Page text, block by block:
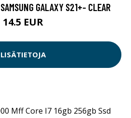
GALAXY S21+- CLEAR
14.5 EUR
LISÄTIETOJA